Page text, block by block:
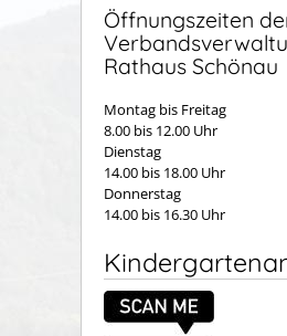
Öffnungszeiten
Rathaus Schönau
Montag bis Freitag
8.00 bis 12.00 Uhr
Dienstag
14.00 bis 18.00 Uhr
Donnerstag
14.00 bis 16.30 Uhr